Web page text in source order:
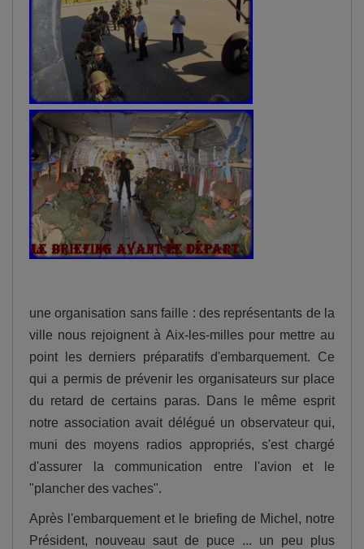
une organisation sans faille : des représentants de la
ville nous rejoignent à Aix-les-milles pour mettre au
point les derniers préparatifs d'embarquement. Ce
qui a permis de prévenir les organisateurs sur place
du retard de certains paras. Dans le même esprit
notre association avait délégué un observateur qui,
muni des moyens radios appropriés, s'est chargé
d'assurer la communication entre l'avion et le
"plancher des vaches".
Après l'embarquement et le briefing de Michel, notre
Président, nouveau saut de puce ... un peu plus